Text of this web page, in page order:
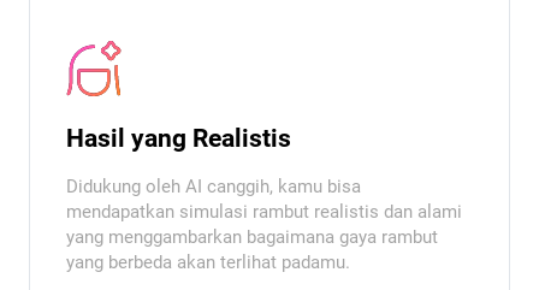
Hasil yang Realistis
Didukung oleh AI canggih, kamu bisa
mendapatkan simulasi rambut realistis dan alami
yang menggambarkan bagaimana gaya rambut
yang berbeda akan terlihat padamu.